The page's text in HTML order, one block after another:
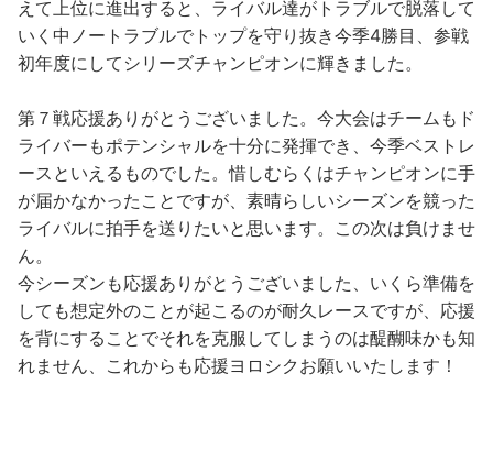
えて上位に進出すると、ライバル達がトラブルで脱落して
いく中ノートラブルでトップを守り抜き今季4勝目、参戦
初年度にしてシリーズチャンピオンに輝きました。
第７戦応援ありがとうございました。今大会はチームもド
ライバーもポテンシャルを十分に発揮でき、今季ベストレ
ースといえるものでした。惜しむらくはチャンピオンに手
が届かなかったことですが、素晴らしいシーズンを競った
ライバルに拍手を送りたいと思います。この次は負けませ
ん。
今シーズンも応援ありがとうございました、いくら準備を
しても想定外のことが起こるのが耐久レースですが、応援
を背にすることでそれを克服してしまうのは醍醐味かも知
れません、これからも応援ヨロシクお願いいたします！